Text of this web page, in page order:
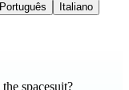
Português
Italiano